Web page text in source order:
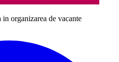
organizarea de vacante